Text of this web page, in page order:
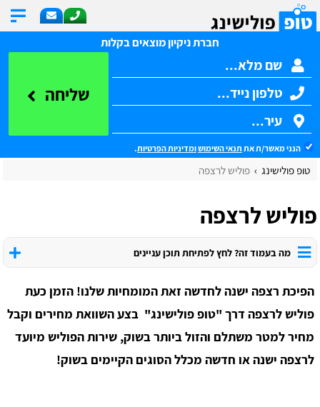
חברת ניקיון מוצאים בקלות
שליחה
הנני מאשר/ת את תנאי השימושומדיניות הפרטיות.
טופ פולישינג פוליש לרצפה
פוליש לרצפה
מה בעמוד זה? לחץ לפתיחת תוכן עניינים
הפיכת רצפה ישנה לחדשה זאת המומחיות שלנו! הזמן כעת
פוליש לרצפה דרך "טופ פולישינג" בצע השוואת מחירים וקבל
מחיר למטר משתלם והזול ביותר בשוק, שירות הפוליש מיועד
לרצפה ישנה או חדשה מכלל הסוגים הקיימים בשוק!